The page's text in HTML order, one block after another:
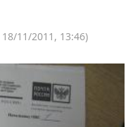
11/2011, 13:46)